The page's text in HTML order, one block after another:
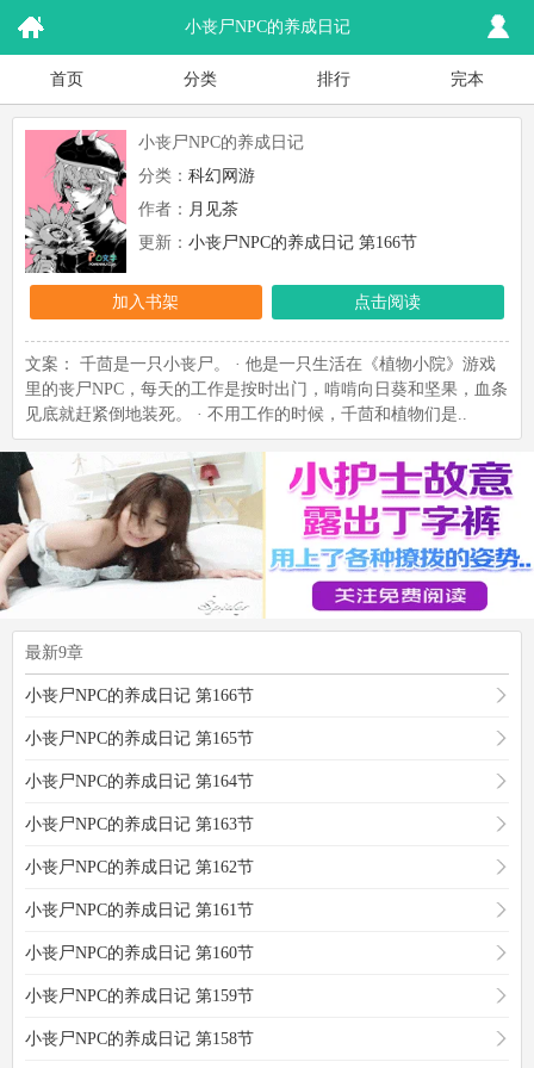
小丧尸NPC的养成日记
首页 分类 排行 完本
小丧尸NPC的养成日记
分类：科幻网游
作者： 月见茶
更新：小丧尸NPC的养成日记 第166节
加入书架 点击阅读
文案： 千茴是一只小丧尸。 · 他是一只生活在《植物小院》游戏
里的丧尸NPC，每天的工作是按时出门，啃啃向日葵和坚果，血条
见底就赶紧倒地装死。 · 不用工作的时候，千茴和植物们是..
最新9章
小丧尸NPC的养成日记 第166节
小丧尸NPC的养成日记 第165节
小丧尸NPC的养成日记 第164节
小丧尸NPC的养成日记 第163节
小丧尸NPC的养成日记 第162节
小丧尸NPC的养成日记 第161节
小丧尸NPC的养成日记 第160节
小丧尸NPC的养成日记 第159节
小丧尸NPC的养成日记 第158节